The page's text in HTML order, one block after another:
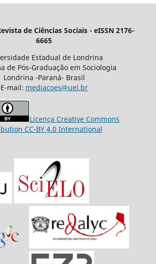
de Ciências Sociais - eISSN 2176-
6665
Estadual de Londrina
de Pós-Graduação em Sociologia
Londrina -Paraná- Brasil
E-mail: mediacoes@uel.br
Licença Creative Commons
CC-BY 4.0 International